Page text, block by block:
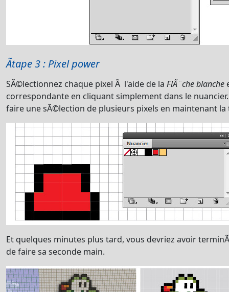
Ãtape 3 : Pixel power
SÃ©lectionnez chaque pixel Ã l'aide de la FlÃ¨che blanche
correspondante en cliquant simplement dans le
faire une sÃ©lection de plusieurs pixels en maintenant la
Et quelques minutes plus tard, vous devriez avoir
de faire sa seconde main.